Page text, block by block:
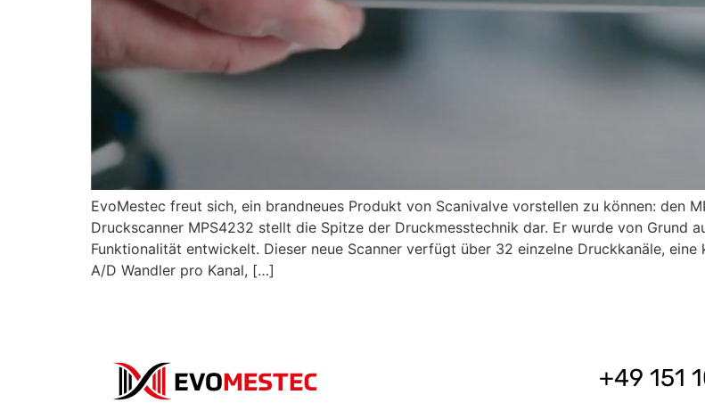
EvoMestec freut sich, ein brandneues Produkt von Scanivalve vorstellen zu können: den
Druckscanner MPS4232 stellt die Spitze der Druckmesstechnik dar. Er wurde von Grund
Funktionalität entwickelt. Dieser neue Scanner verfügt über 32 einzelne Druckkanäle,
A/D Wandler pro Kanal, […]
+49 151